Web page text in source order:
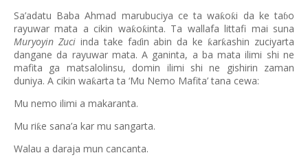
Sa’adatu Baba Ahmad marubuciya ce ta waƙoƙi da ke taɓo
rayuwar mata a cikin waƙoƙinta. Ta wallafa littafi mai suna
Muryoyin Zuci inda take faɗin abin da keƙarƙashin zuciyarta
dangane da rayuwar mata. A ganinta, a ba mata ilimi shi ne
mafita ga matsalolinsu, domin ilimi shi ne gishirin zaman
duniya. A cikin waƙarta ta ‘Mu Nemo Mafita’ tana cewa:
Mu nemo ilimi a makaranta.
Mu riƙe sana’a kar mu sangarta.
Walau a daraja mun cancanta.